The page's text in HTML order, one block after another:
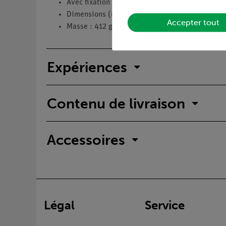
Avec fixation rapide pour motiontrack.
Dimensions (mm) : 330 (50) × 40 × 110.
Masse : 412 g.
Expériences
Contenu de livraison
Accessoires
Légal Service
Accepter tout